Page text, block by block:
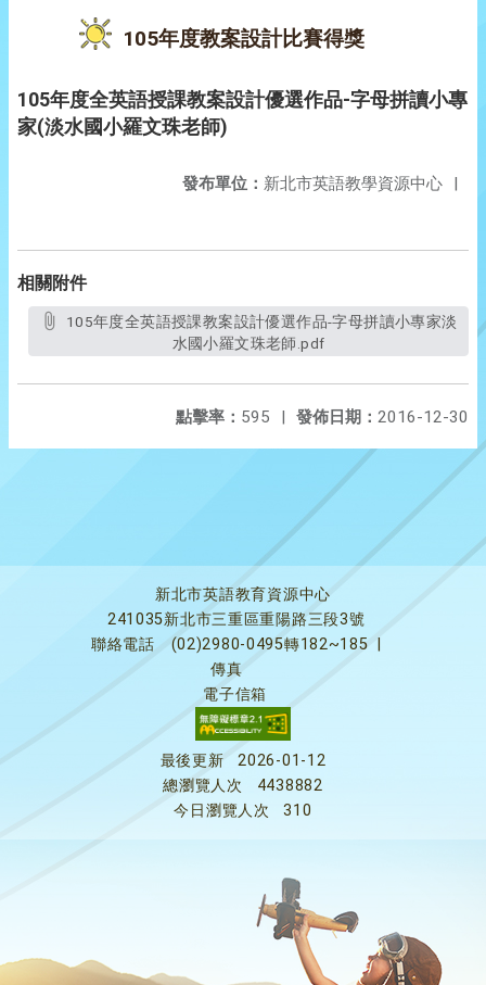
105年度教案設計比賽得獎
105年度全英語授課教案設計優選作品-字母拼讀小專
家(淡水國小羅文珠老師)
發布單位： 新北市英語教學資源中心 |
相關附件
水國小羅文珠老師.pdf
發佈日期： 2016-12-30
點擊率： 595 |
新北市英語教育資源中心
241035新北市三重區重陽路三段3號
聯絡電話
(02)2980-0495轉182~185
傳真
電子信箱
最後更新
2026-01-12
總瀏覽人次
4438882
今日瀏覽人次
310